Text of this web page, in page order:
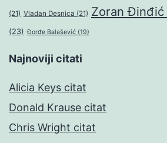
(21) Vladan Desnica (21) Zoran Đinđić
(23) Đorđe Balašević (19)
Najnoviji citati
Alicia Keys citat
Donald Krause citat
Chris Wright citat